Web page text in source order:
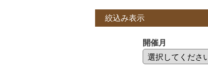
絞込み表示
開催月